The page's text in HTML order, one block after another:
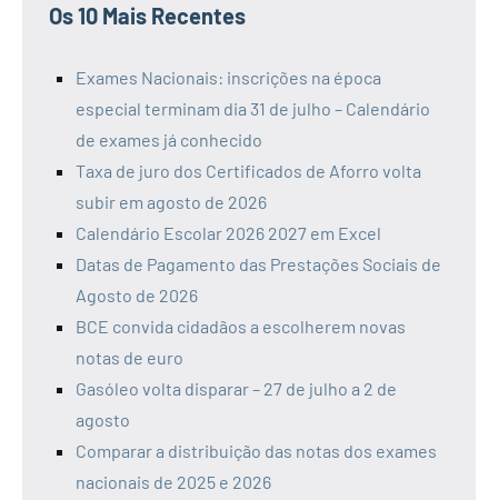
Os 10 Mais Recentes
Exames Nacionais: inscrições na época
especial terminam dia 31 de julho – Calendário
de exames já conhecido
Taxa de juro dos Certificados de Aforro volta
subir em agosto de 2026
Calendário Escolar 2026 2027 em Excel
Datas de Pagamento das Prestações Sociais de
Agosto de 2026
BCE convida cidadãos a escolherem novas
notas de euro
Gasóleo volta disparar – 27 de julho a 2 de
agosto
Comparar a distribuição das notas dos exames
nacionais de 2025 e 2026